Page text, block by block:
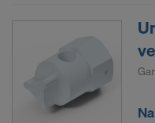
AR SUTINKATE
IR PERDUOTI
DUOMENIS
VALSTIJOMS?